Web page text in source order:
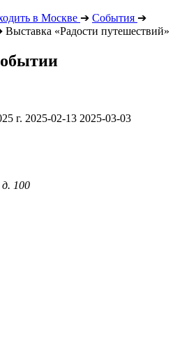
в Москве ➔ События ➔
Выставка «Радости путешествий»
г. 2025-02-13 2025-03-03
100